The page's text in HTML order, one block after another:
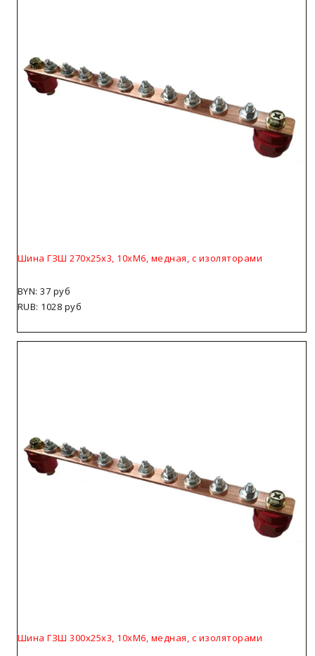
Шина ГЗШ 270х25х3, 10хМ6, медная, с изоляторами
BYN: 37 руб
RUB: 1028 руб
Шина ГЗШ 300х25х3, 10хМ6, медная, с изоляторами